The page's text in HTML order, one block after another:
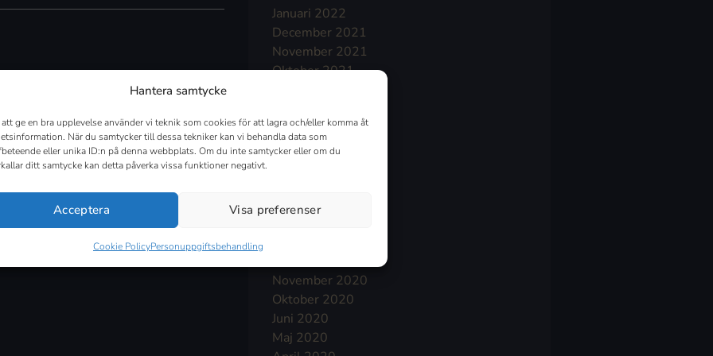
Hantera samtycke
att ge en bra upplevelse använder vi teknik som cookies för att lagra och/eller komma åt
När du samtycker till dessa tekniker kan vi behandla data som
eller unika ID:n på denna webbplats. Om du inte samtycker eller om du
ditt samtycke kan detta påverka vissa funktioner negativt.
Acceptera Visa preferenser
Cookie PolicyPersonuppgiftsbehandling
Januari 2022
December 2021
November 2021
Oktober 2021
Juli 2021
Juni 2021
Mars 2021
November 2020
Oktober 2020
Juni 2020
Maj 2020